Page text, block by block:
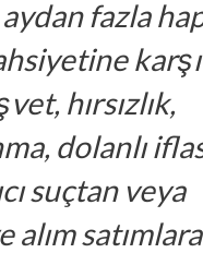
fazla
karşı
hırsızlık,
dolanlı
suçtan veya
alım satımlara